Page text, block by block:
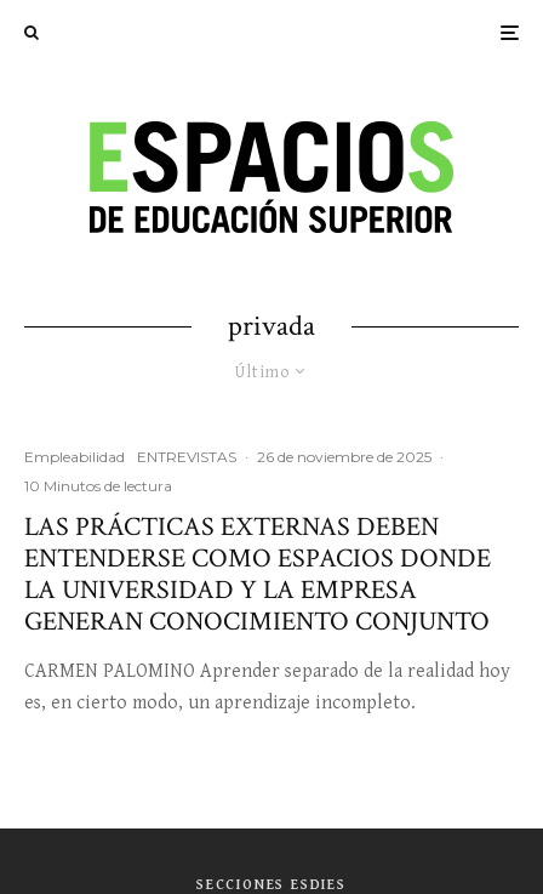
privada
Último
Empleabilidad ENTREVISTAS · 26 de noviembre de 2025 ·
10 Minutos de lectura
LAS PRÁCTICAS EXTERNAS DEBEN
ENTENDERSE COMO ESPACIOS DONDE
LA UNIVERSIDAD Y LA EMPRESA
GENERAN CONOCIMIENTO CONJUNTO
CARMEN PALOMINO Aprender separado de la realidad hoy
es, en cierto modo, un aprendizaje incompleto.
SECCIONES ESDIES